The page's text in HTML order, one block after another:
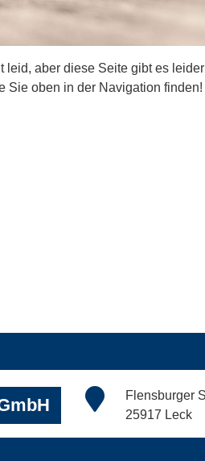
leid, aber diese Seite gibt es
Sie oben in der Navigation finden!
Flensburger
25917 Leck